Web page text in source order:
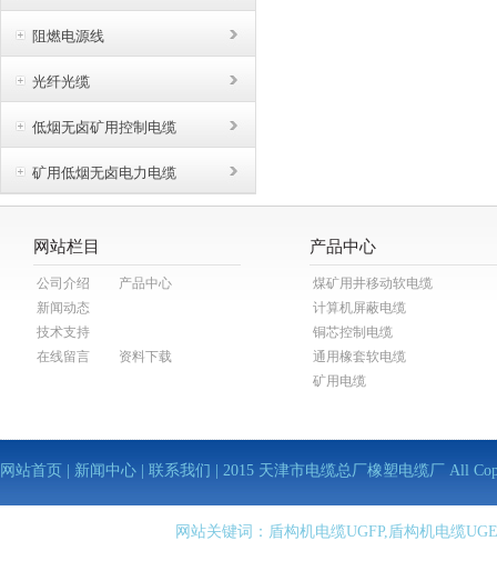
阻燃电源线
光纤光缆
低烟无卤矿用控制电缆
矿用低烟无卤电力电缆
网站栏目
公司介绍
产品中心
新闻动态
技术支持
在线留言
资料下载
产品中心
煤矿用井移动软电缆
计算机屏蔽电缆
铜芯控制电缆
通用橡套软电缆
矿用电缆
网站首页 新闻中心 联系我们 | 2015 天津市电缆总厂橡塑电缆厂 All
网站关键词：盾构机电缆UGFP,盾构机电缆